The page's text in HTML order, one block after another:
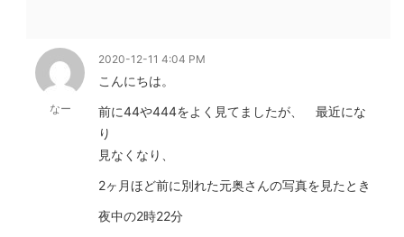
なー
2020-12-11 4:04 PM
こんにちは。
前に44や444をよく見てましたが、 最近にな
り
見なくなり、
2ヶ月ほど前に別れた元奥さんの写真を見たとき
夜中の2時22分